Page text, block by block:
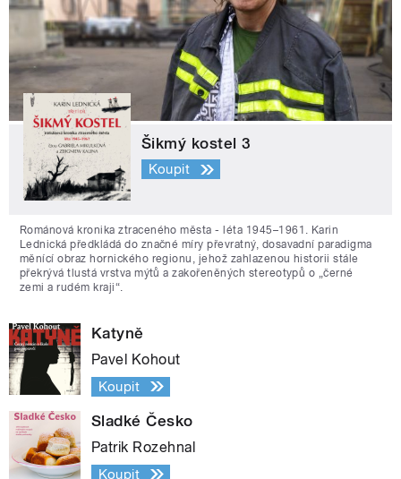
Šikmý kostel 3
Koupit
Románová kronika ztraceného města - léta 1945–1961. Karin
Lednická předkládá do značné míry převratný, dosavadní paradigma
měnící obraz hornického regionu, jehož zahlazenou historii stále
překrývá tlustá vrstva mýtů a zakořeněných stereotypů o „černé
zemi a rudém kraji“.
Katyně
Pavel Kohout
Koupit
Sladké Česko
Patrik Rozehnal
Koupit